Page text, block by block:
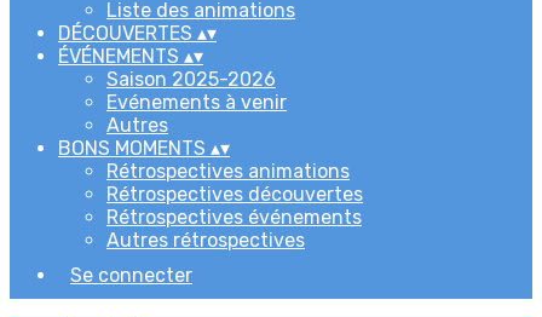
Liste des animations
DÉCOUVERTES ▴▾
ÉVÉNEMENTS ▴▾
Saison 2025-2026
Evénements à venir
Autres
BONS MOMENTS ▴▾
Rétrospectives animations
Rétrospectives découvertes
Rétrospectives événements
Autres rétrospectives
Se connecter